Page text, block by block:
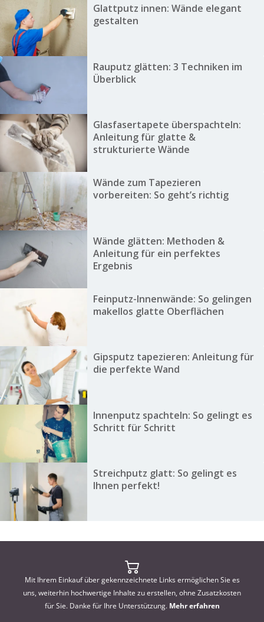
Glattputz innen: Wände elegant
gestalten
Rauputz glätten: 3 Techniken im
Überblick
Glasfasertapete überspachteln:
Anleitung für glatte &
strukturierte Wände
Wände zum Tapezieren
vorbereiten: So geht’s richtig
Wände glätten: Methoden &
Anleitung für ein perfektes
Ergebnis
Feinputz-Innenwände: So gelingen
makellos glatte Oberflächen
Gipsputz tapezieren: Anleitung für
die perfekte Wand
Innenputz spachteln: So gelingt es
Schritt für Schritt
Streichputz glatt: So gelingt es
Ihnen perfekt!
Mit Ihrem Einkauf über gekennzeichnete Links ermöglichen Sie es
uns, weiterhin hochwertige Inhalte zu erstellen, ohne Zusatzkosten
für Sie. Danke für Ihre Unterstützung. Mehr erfahren